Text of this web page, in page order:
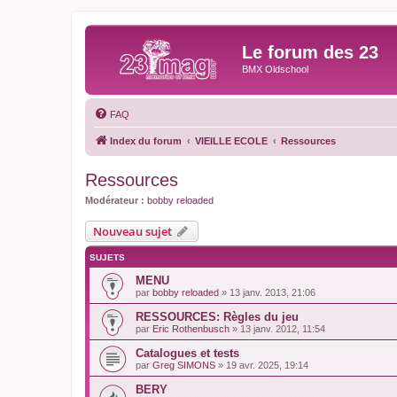
Le forum des 23
BMX Oldschool
FAQ
Index du forum VIEILLE ECOLE Ressources
Ressources
Modérateur : bobby reloaded
Nouveau sujet
SUJETS
MENU
par bobby reloaded » 13 janv. 2013, 21:06
RESSOURCES: Règles du jeu
par Eric Rothenbusch » 13 janv. 2012, 11:54
Catalogues et tests
par Greg SIMONS » 19 avr. 2025, 19:14
BERY